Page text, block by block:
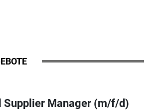
Supplier Manager (m/f/d)